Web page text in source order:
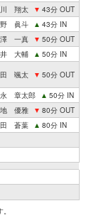
翔太 ▼ 43分 OUT
眞斗 ▲ 43分 IN
一真 ▼ 50分 OUT
井 大輔 ▲ 50分 IN
田 颯太 ▼ 50分 OUT
章太郎 ▲ 50分 IN
優雅 ▼ 80分 OUT
蒼葉 ▲ 80分 IN